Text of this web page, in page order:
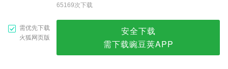
65169次下载
需优先下载
火狐网页版
安全下载
需下载豌豆荚APP